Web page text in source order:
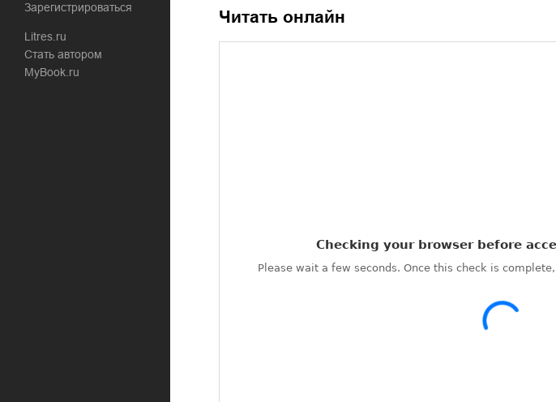
Зарегистрироваться
Litres.ru
Стать автором
MyBook.ru
Читать онлайн